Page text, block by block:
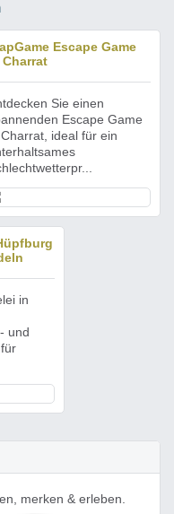
Escape Game
Charrat
Sie einen
Escape Game
ideal für ein
in
und
merken & erleben.